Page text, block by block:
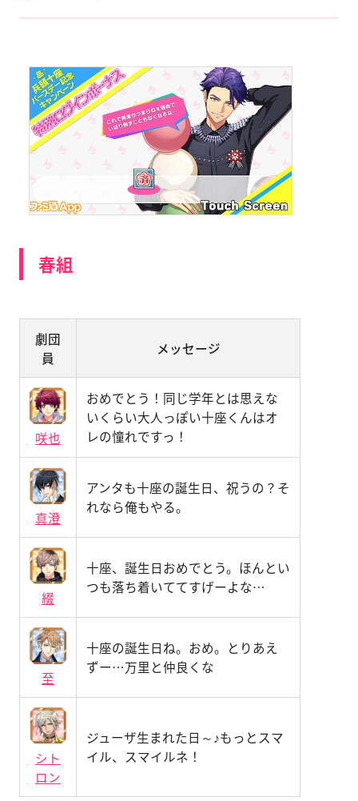
春組
劇団
員
メッセージ
咲也
おめでとう！同じ学年とは思えな
いくらい大人っぽい十座くんはオ
レの憧れですっ！
真澄
アンタも十座の誕生日、祝うの？そ
れなら俺もやる。
綴
十座、誕生日おめでとう。ほんとい
つも落ち着いててすげーよな…
至
十座の誕生日ね。おめ。とりあえ
ずー…万里と仲良くな
シト
ロン
ジューザ生まれた日～♪もっとスマ
イル、スマイルネ！